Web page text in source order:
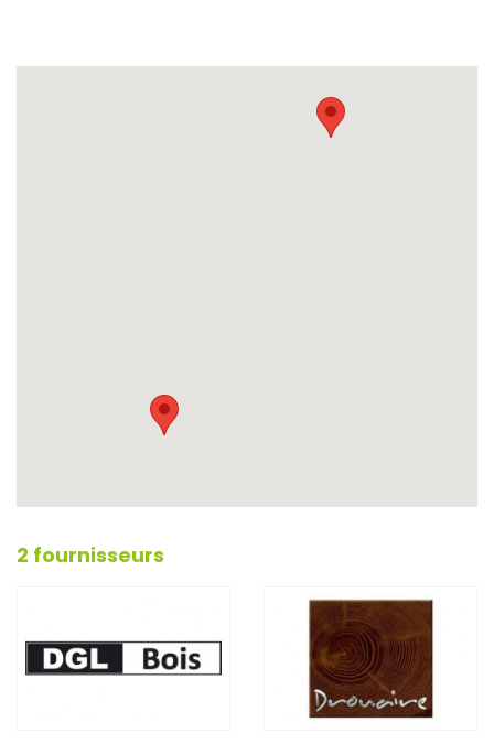
2 fournisseurs